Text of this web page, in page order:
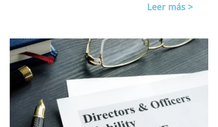
Leer más >